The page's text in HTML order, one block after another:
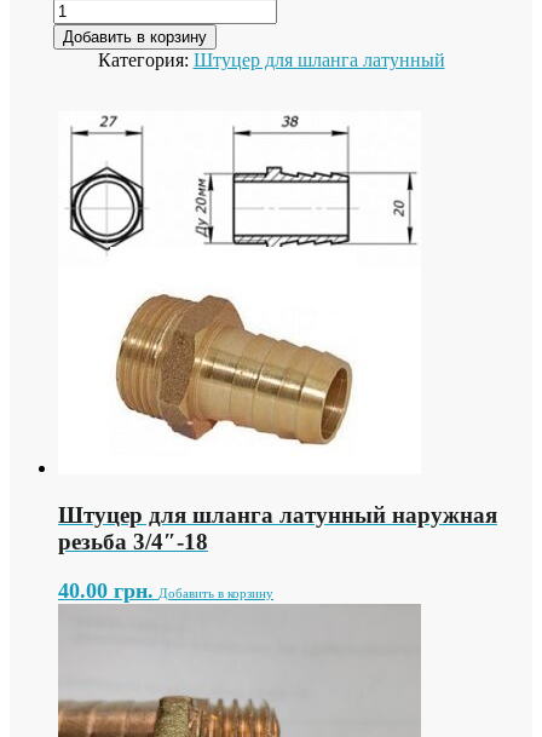
Добавить в корзину
Категория: Штуцер для шланга латунный
Штуцер для шланга латунный наружная
резьба 3/4″-18
40.00 грн. Добавить в корзину